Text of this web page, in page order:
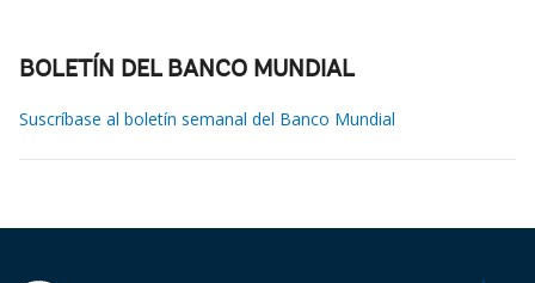
BOLETÍN DEL BANCO MUNDIAL
Suscríbase al boletín semanal del Banco Mundial